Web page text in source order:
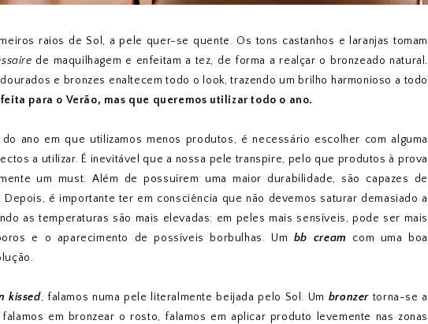
raios de Sol, a pele quer-se quente. Os tons castanhos e laranjas tomam
de maquilhagem e enfeitam a tez, de forma a realçar o bronzeado natural.
e bronzes enaltecem todo o look, trazendo um brilho harmonioso a todo
para o Verão, mas que queremos utilizar todo o ano.
ano em que utilizamos menos produtos, é necessário escolher com alguma
a utilizar. É inevitável que a nossa pele transpire, pelo que produtos à prova
um must. Além de possuírem uma maior durabilidade, são capazes de
é importante ter em consciência que não devemos saturar demasiado a
as temperaturas são mais elevadas: em peles mais sensíveis, pode ser mais
e o aparecimento de possíveis borbulhas. Um bb cream
com uma boa
kissed, falamos numa pele literalmente beijada pelo Sol. Um bronzer torna-se a
em bronzear o rosto, falamos em aplicar produto levemente nas zonas